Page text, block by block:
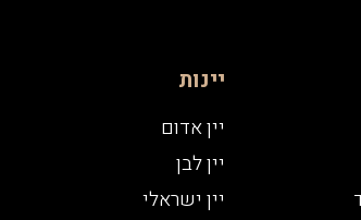
יינות
יין אדום
יין לבן
יין ישראלי